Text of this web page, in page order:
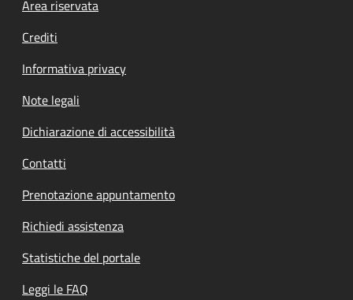
Footer menu
Area riservata
Crediti
Informativa privacy
Note legali
Dichiarazione di accessibilità
Contatti
Prenotazione appuntamento
Richiedi assistenza
Statistiche del portale
Leggi le FAQ